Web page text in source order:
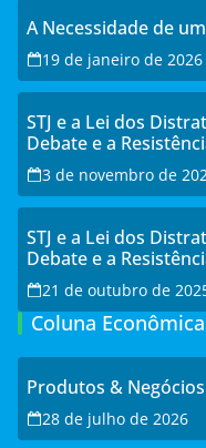
A Necessidade de
19 de janeiro de 2026
STJ e a Lei dos
Debate e a
3 de novembro de
STJ e a Lei dos
Debate e a
21 de outubro de
Coluna Econômica
Produtos &
28 de julho de 2026